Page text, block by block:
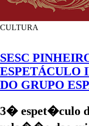
CULTURA
SESC
ESPETÁCULO
DO GRUPO
3� espet�culo